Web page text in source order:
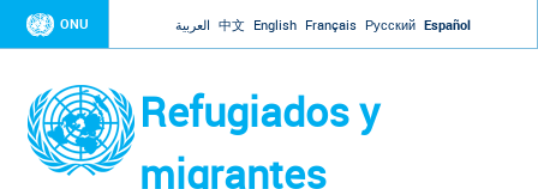
Jump to navigation
ONU العربية 中文 English Français Русский Español
Refugiados y
migrantes